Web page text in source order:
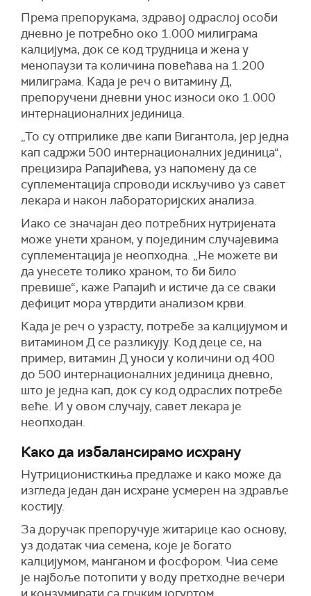
Према препорукама, здравој одраслој особи
дневно је потребно око 1.000 милиграма
калцијума, док се код трудница и жена у
менопаузи та количина повећава на 1.200
милиграма. Када је реч о витамину Д,
препоручени дневни унос износи око 1.000
интернационалних јединица.
„То су отприлике две капи Вигантола, јер једна
кап садржи 500 интернационалних јединица“,
прецизира Рапајићева, уз напомену да се
суплементација спроводи искључиво уз савет
лекара и након лабораторијских анализа.
Иако се значајан део потребних нутријената
може унети храном, у појединим случајевима
суплементација је неопходна. „Не можете ви
да унесете толико храном, то би било
превише“, каже Рапајић и истиче да се сваки
дефицит мора утврдити анализом крви.
Када је реч о узрасту, потребе за калцијумом и
витамином Д се разликују. Код деце се, на
пример, витамин Д уноси у количини од 400
до 500 интернационалних јединица дневно,
што је једна кап, док су код одраслих потребе
веће. И у овом случају, савет лекара је
неопходан.
Како да избалансирамо исхрану
Нутриционисткиња предлаже и како може да
изгледа један дан исхране усмерен на здравље
костију.
За доручак препоручује житарице као основу,
уз додатак чиа семена, које је богато
калцијумом, манганом и фосфором. Чиа семе
је најбоље потопити у воду претходне вечери